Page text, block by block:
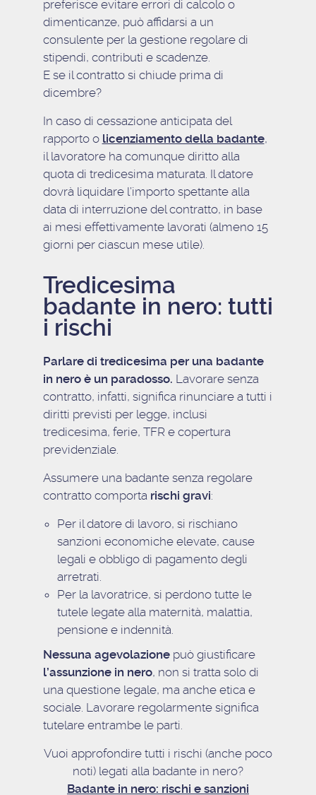
preferisce evitare errori di calcolo o
dimenticanze, può affidarsi a un
consulente per la gestione regolare di
stipendi, contributi e scadenze.
E se il contratto si chiude prima di
dicembre?
In caso di cessazione anticipata del
rapporto o licenziamento della badante,
il lavoratore ha comunque diritto alla
quota di tredicesima maturata. Il datore
dovrà liquidare l’importo spettante alla
data di interruzione del contratto, in base
ai mesi effettivamente lavorati (almeno 15
giorni per ciascun mese utile).
Tredicesima
badante in nero: tutti
i rischi
Parlare di tredicesima per una badante
in nero è un paradosso. Lavorare senza
contratto, infatti, significa rinunciare a tutti i
diritti previsti per legge, inclusi
tredicesima, ferie, TFR e copertura
previdenziale.
Assumere una badante senza regolare
contratto comporta rischi gravi:
Per il datore di lavoro, si rischiano
sanzioni economiche elevate, cause
legali e obbligo di pagamento degli
arretrati.
Per la lavoratrice, si perdono tutte le
tutele legate alla maternità, malattia,
pensione e indennità.
Nessuna agevolazionepuò giustificare
l’assunzione in nero, non si tratta solo di
una questione legale, ma anche etica e
sociale. Lavorare regolarmente significa
tutelare entrambe le parti.
Vuoi approfondire tutti i rischi (anche poco
noti) legati alla badante in nero?
Badante in nero: rischi e sanzioni